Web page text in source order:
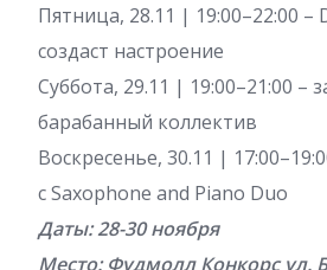
Пятница, 28.11 | 19:00–22:00 –
создаст настроение
Суббота, 29.11 | 19:00–21:00 –
барабанный коллектив
Воскресенье, 30.11 |
с Saxophone and Piano Duo
Даты: 28-30 ноября
Место: Фудмолл Конкорс ул.